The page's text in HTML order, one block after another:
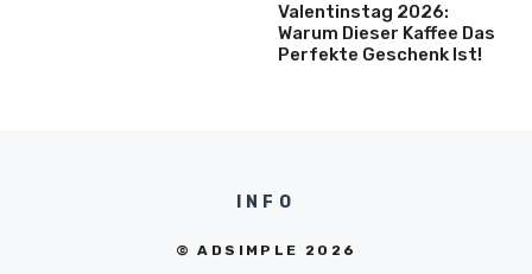
Valentinstag 2026:
Warum Dieser Kaffee Das
Perfekte Geschenk Ist!
INFO
© ADSIMPLE 2026